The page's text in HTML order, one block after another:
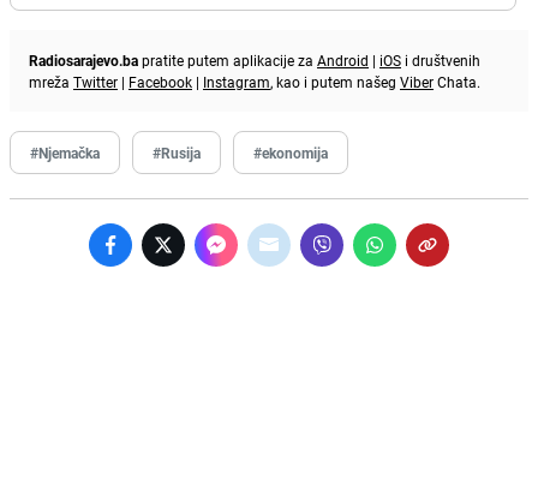
Radiosarajevo.bapratite putem aplikacije za Android | iOS i društvenih
mreža Twitter | Facebook | Instagram, kao i putem našeg ViberChata.
#Njemačka #Rusija #ekonomija